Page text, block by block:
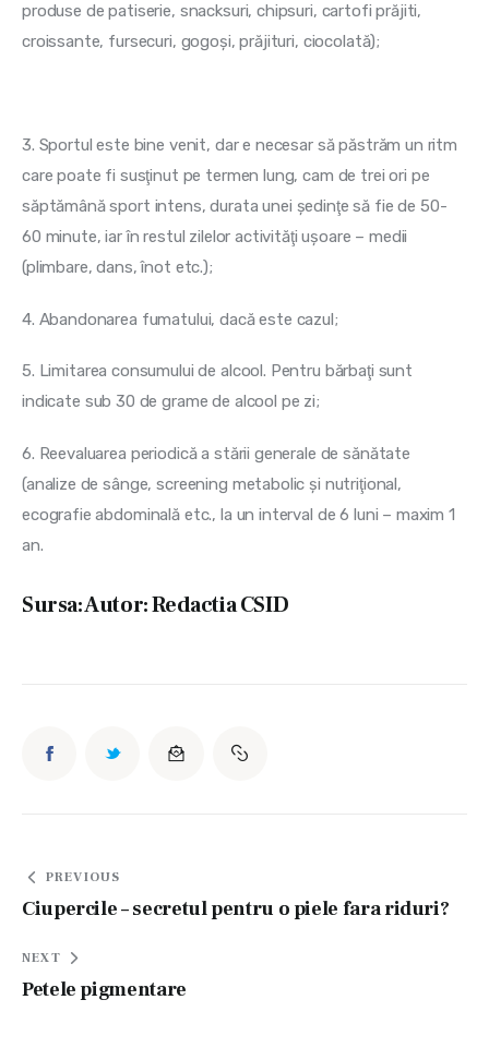
produse de patiserie, snacksuri, chipsuri, cartofi prăjiti,
croissante, fursecuri, gogoşi, prăjituri, ciocolată);
3. Sportul este bine venit, dar e necesar să păstrăm un ritm
care poate fi susţinut pe termen lung, cam de trei ori pe
săptămână sport intens, durata unei şedinţe să fie de 50-
60 minute, iar în restul zilelor activităţi uşoare – medii
(plimbare, dans, înot etc.);
4. Abandonarea fumatului, dacă este cazul;
5. Limitarea consumului de alcool. Pentru bărbaţi sunt
indicate sub 30 de grame de alcool pe zi;
6. Reevaluarea periodică a stării generale de sănătate
(analize de sânge, screening metabolic şi nutriţional,
ecografie abdominală etc., la un interval de 6 luni – maxim 1
an.
Sursa:Autor: Redactia CSID
Navigare
în
articole
PREVIOUS
Ciupercile – secretul pentru o piele fara riduri?
NEXT
Petele pigmentare